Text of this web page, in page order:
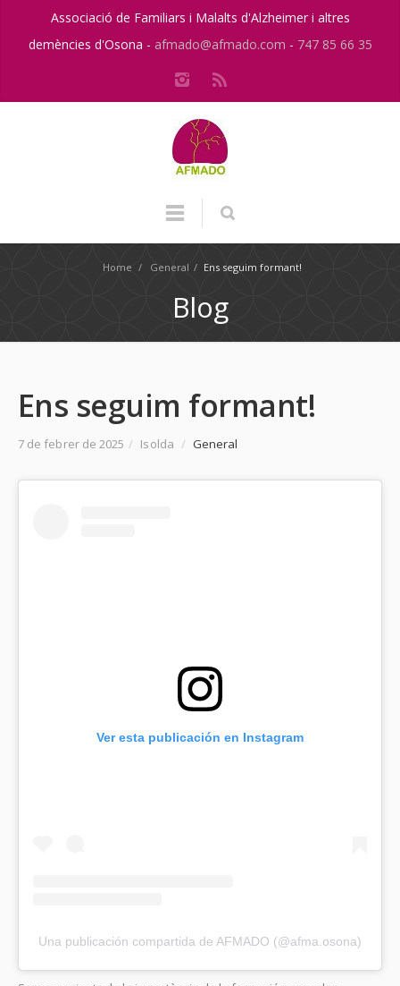
Associació de Familiars i Malalts d'Alzheimer i altres
demències d'Osona - afmado@afmado.com - 747 85 66 35
Home / General / Ens seguim formant!
Blog
Ens seguim formant!
7 de febrer de 2025 / Isolda / General
Ver esta publicación en Instagram
Una publicación compartida de AFMADO (@afma.osona)